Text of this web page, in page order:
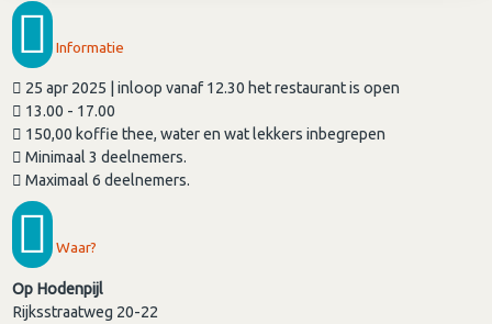
Informatie
25 apr 2025 | inloop vanaf 12.30 het restaurant is open
13.00 - 17.00
150,00 koffie thee, water en wat lekkers inbegrepen
Minimaal 3 deelnemers.
Maximaal 6 deelnemers.
Waar?
Op Hodenpijl
Rijksstraatweg 20-22